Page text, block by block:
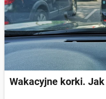
Wakacyjne korki.